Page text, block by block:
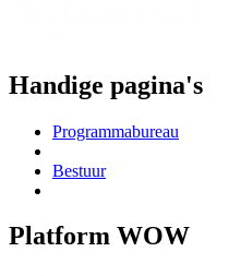
Handige pagina's
Programmabureau
Bestuur
Platform WOW